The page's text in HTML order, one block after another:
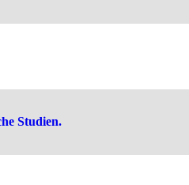
Studien.